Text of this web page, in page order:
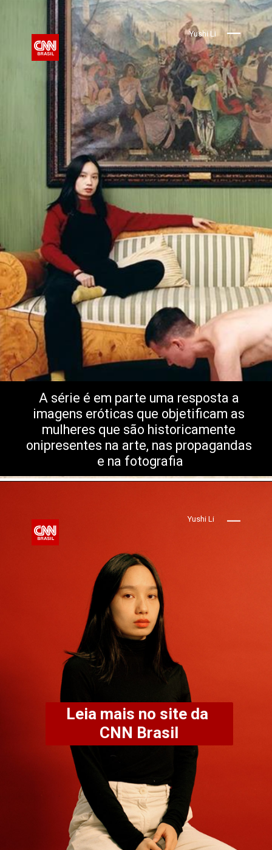
A série é em parte uma resposta a
imagens eróticas que objetificam as
mulheres que são historicamente
onipresentes na arte, nas propagandas
e na fotografia
Yushi Li
Leia mais no site da
CNN Brasil
Yushi Li